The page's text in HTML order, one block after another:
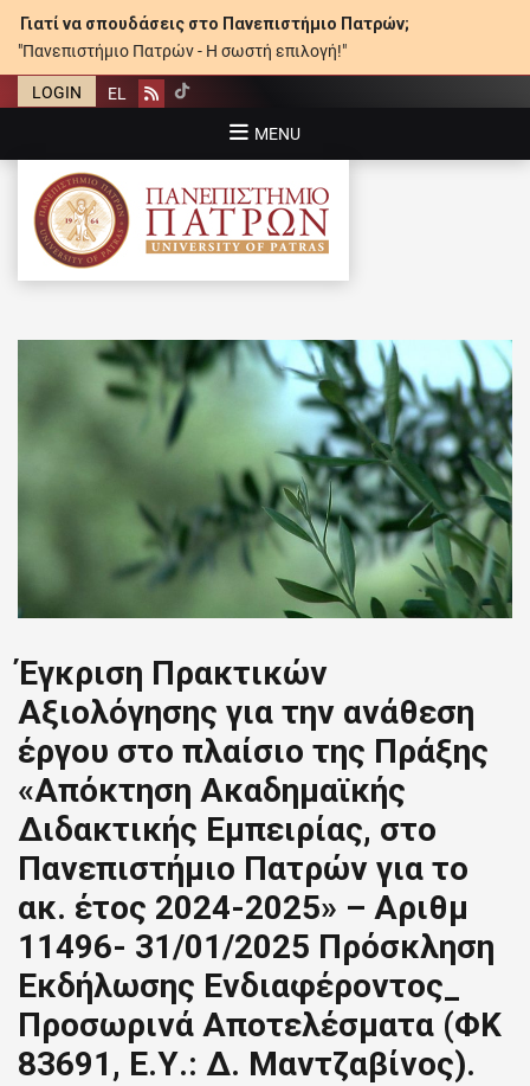
Γιατί να σπουδάσεις στο Πανεπιστήμιο Πατρών;
"Πανεπιστήμιο Πατρών - Η σωστή επιλογή!"
LOGIN EL Rss
MENU
ΠΑΝΕΠΙΣΤΉΜΙΟ ΠΑΤΡΏΝ
Έγκριση Πρακτικών
Αξιολόγησης για την ανάθεση
έργου στο πλαίσιο της Πράξης
«Απόκτηση Ακαδημαϊκής
Διδακτικής Εμπειρίας, στο
Πανεπιστήμιο Πατρών για το
ακ. έτος 2024-2025» – Αριθμ
11496- 31/01/2025 Πρόσκληση
Εκδήλωσης Ενδιαφέροντος_
Προσωρινά Αποτελέσματα (ΦΚ
83691, Ε.Υ.: Δ. Μαντζαβίνος).